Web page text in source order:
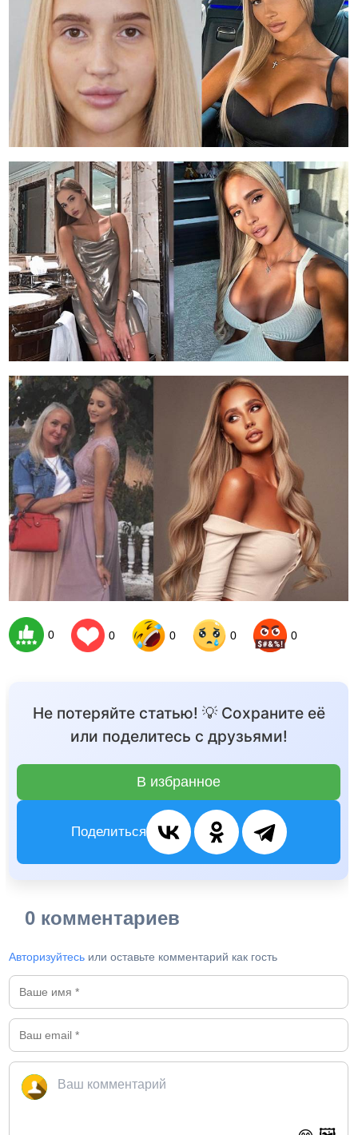
0 0 0 0 0
Не потеряйте статью! 💡 Сохраните её
или поделитесь с друзьями!
В избранное
Поделиться
0 комментариев
Авторизуйтесь или оставьте комментарий как гость